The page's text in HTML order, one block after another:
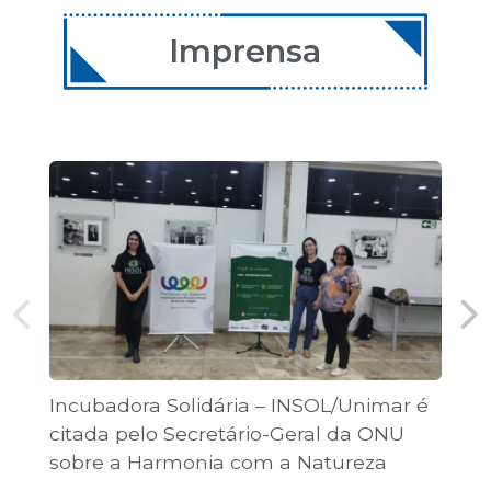
12 de dezembro de 2026
Imprensa
Incubadora Solidária – INSOL/Unimar é
citada pelo Secretário-Geral da ONU
sobre a Harmonia com a Natureza